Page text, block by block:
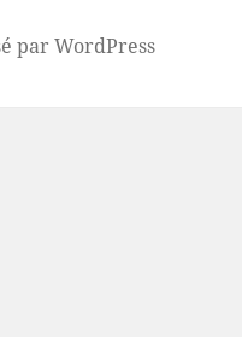
par WordPress